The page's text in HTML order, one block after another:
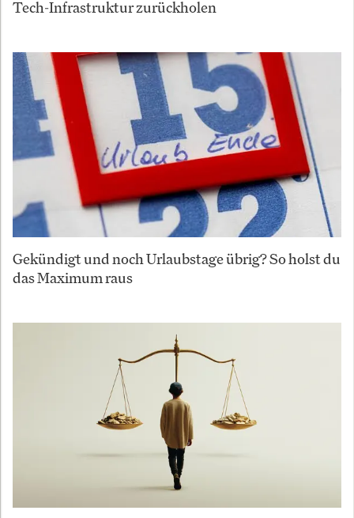
Tech-Infrastruktur zurückholen
Gekündigt und noch Urlaubstage übrig? So holst du
das Maximum raus